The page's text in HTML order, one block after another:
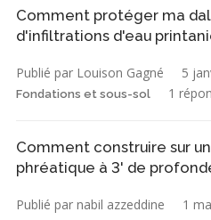
Comment protéger ma
d'infiltrations d'eau
Publié par Louison Gagné 5
Fondations et sous-sol 1
Comment construire sur
phréatique à 3' de
Publié par nabil azzeddine 1